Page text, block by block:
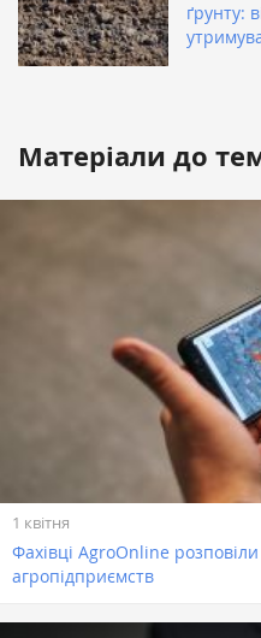
ґрунту:
Матеріали до
1 квітня
Фахівці AgroOnline
агропідприємств